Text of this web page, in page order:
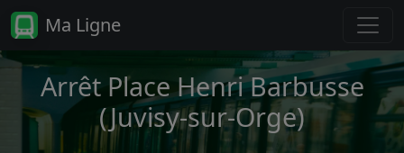
Ma Ligne
Arrêt Place Henri Barbusse
(Juvisy-sur-Orge)